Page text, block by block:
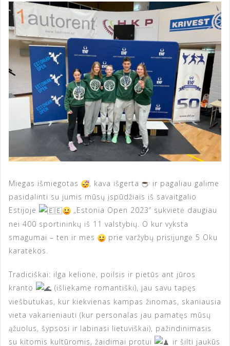
Miegas išmiegotas , kava išgerta
ir pagaliau galime
pasidalinti su jumis mūsų įspūdžiais iš savaitgalio
Estijoje
„Estonia Open 2023” sukvietė daugiau
nei 400 sportininkų iš 11 valstybių. O kur vyksta
smagumai – ten ir mes
prie varžybų prisijungė 5 Oku
karatekos.
Tradiciškai: ilga kelionė, poilsis ir pietūs ant jūros
kranto
(išliekame romantiški), jau savu tapęs
viešbutukas, kur kiekvienas kampas žinomas, skaniausia
vieta vakarieniauti (kur personalas jau pamatęs mūsų
ąžuolus, šypsosi ir labinasi lietuviškai), pažindinimasis
su kitomis kultūromis, žaidimai protui
ir šilti jaukūs